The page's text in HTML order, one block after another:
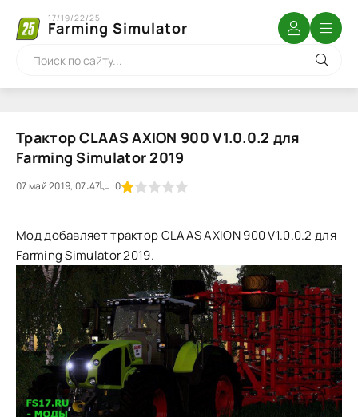
Farming Simulator
17/19/22/25
Трактор CLAAS AXION 900 V1.0.0.2 для
Farming Simulator 2019
07 май 2019, 07:47 0
1 2 3 4 5
Мод добавляет трактор CLAAS AXION 900 V1.0.0.2 для
Farming Simulator 2019.